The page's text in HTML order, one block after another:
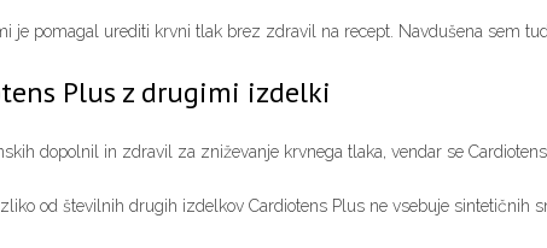
je pomagal urediti krvni tlak brez zdravil na recept. Navdušena sem
Plus z drugimi izdelki
dopolnil in zdravil za zniževanje krvnega tlaka, vendar se
od številnih drugih izdelkov Cardiotens Plus ne vsebuje